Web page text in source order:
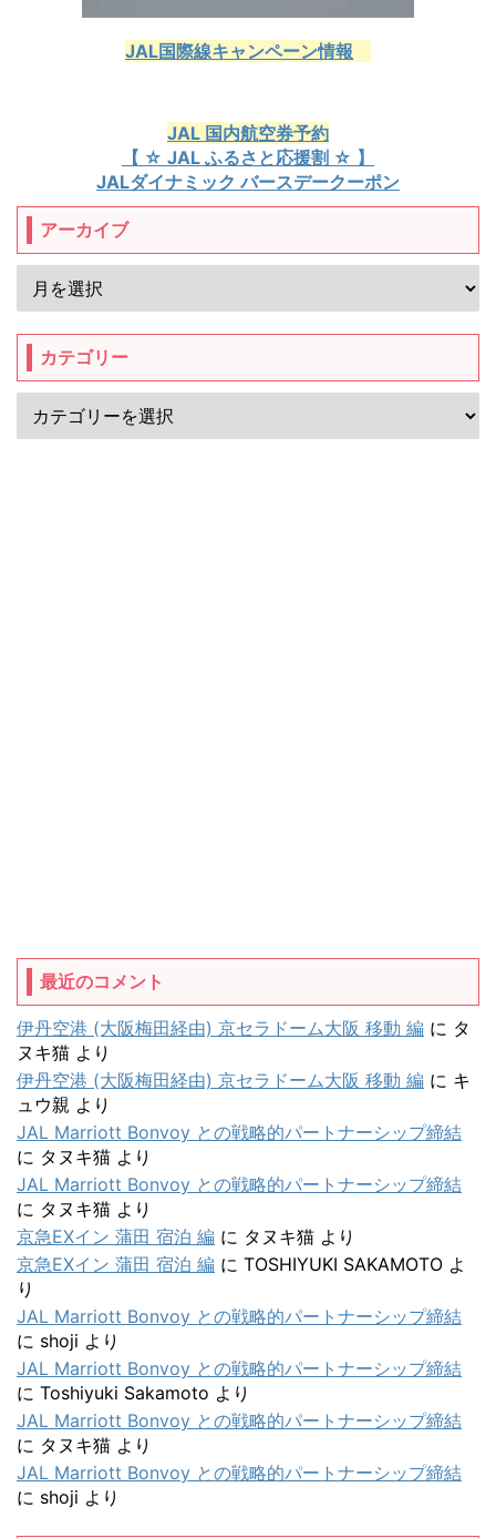
JAL国際線キャンペーン情報
JAL 国内航空券予約
【 ☆ JAL ふるさと応援割 ☆ 】
JALダイナミック バースデークーポン
アーカイブ
カテゴリー
最近のコメント
伊丹空港 (大阪梅田経由) 京セラドーム大阪 移動 編 に タ
ヌキ猫 より
伊丹空港 (大阪梅田経由) 京セラドーム大阪 移動 編 に キ
ュウ親 より
JAL Marriott Bonvoy との戦略的パートナーシップ締結
に タヌキ猫 より
JAL Marriott Bonvoy との戦略的パートナーシップ締結
に タヌキ猫 より
京急EXイン 蒲田 宿泊 編 に タヌキ猫 より
京急EXイン 蒲田 宿泊 編 に TOSHIYUKI SAKAMOTO よ
り
JAL Marriott Bonvoy との戦略的パートナーシップ締結
に shoji より
JAL Marriott Bonvoy との戦略的パートナーシップ締結
に Toshiyuki Sakamoto より
JAL Marriott Bonvoy との戦略的パートナーシップ締結
に タヌキ猫 より
JAL Marriott Bonvoy との戦略的パートナーシップ締結
に shoji より